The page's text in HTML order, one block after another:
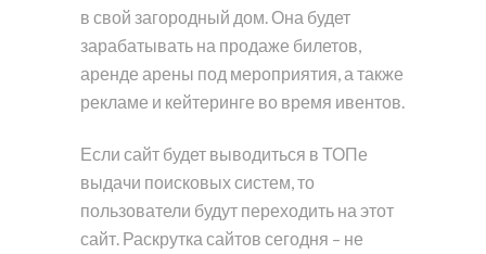
в свой загородный дом. Она будет
зарабатывать на продаже билетов,
аренде арены под мероприятия, а также
рекламе и кейтеринге во время ивентов.
Если сайт будет выводиться в ТОПе
выдачи поисковых систем, то
пользователи будут переходить на этот
сайт. Раскрутка сайтов сегодня – не